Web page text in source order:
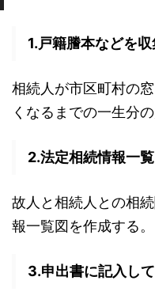
1.戸籍謄本などを収
相続人が市区町村の
くなるまでの一生分
2.法定相続情報一
故人と相続人との相
報一覧図を作成する。
3.申出書に記入し